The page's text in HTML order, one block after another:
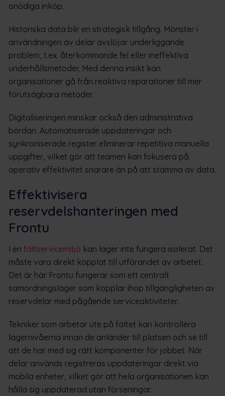
onödiga inköp.
Historiska data blir en strategisk tillgång. Mönster i
användningen av delar avslöjar underliggande
problem, t.ex. återkommande fel eller ineffektiva
underhållsmetoder. Med denna insikt kan
organisationer gå från reaktiva reparationer till mer
förutsägbara metoder.
Digitaliseringen minskar också den administrativa
bördan. Automatiserade uppdateringar och
synkroniserade register eliminerar repetitiva manuella
uppgifter, vilket gör att teamen kan fokusera på
operativ effektivitet snarare än på att stämma av data.
Effektivisera
reservdelshanteringen med
Frontu
I en fältservicemiljö kan lager inte fungera isolerat. Det
måste vara direkt kopplat till utförandet av arbetet.
Det är här Frontu fungerar som ett centralt
samordningslager som kopplar ihop tillgängligheten av
reservdelar med pågående serviceaktiviteter.
Tekniker som arbetar ute på fältet kan kontrollera
lagernivåerna innan de anländer till platsen och se till
att de har med sig rätt komponenter för jobbet. När
delar används registreras uppdateringar direkt via
mobila enheter, vilket gör att hela organisationen kan
hålla sig uppdaterad utan förseningar.